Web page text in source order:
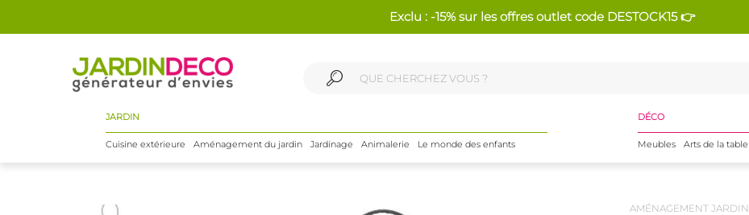
Exclu : -15% sur les offres outlet code DESTOCK15 👉
JARDIN
Cuisine extérieure Aménagement du jardin Jardinage Animalerie Le monde des enfants
DÉCO
Meubles Arts de la table
AMÉNAGEMENT JARDIN